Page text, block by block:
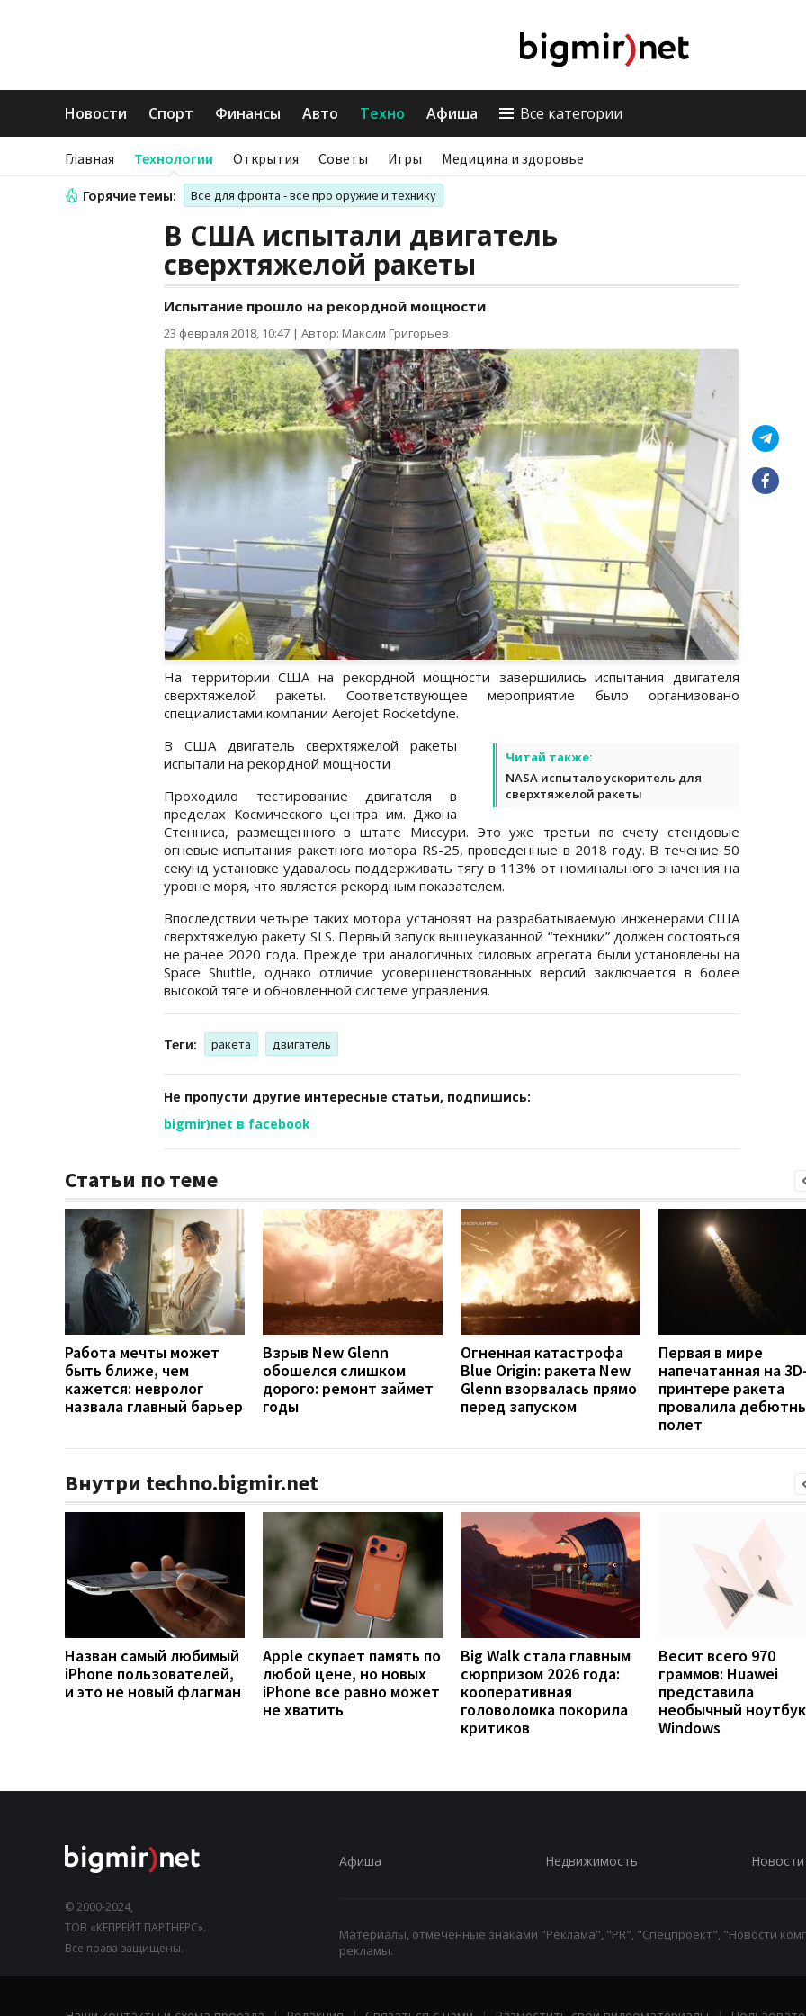
Новости Спорт Финансы Авто Техно Афиша Все категории
Главная Технологии Открытия Советы Игры Медицина и здоровье
Горячие темы: Все для фронта - все про оружие и технику
В США испытали двигатель
сверхтяжелой ракеты
Испытание прошло на рекордной мощности
23 февраля 2018, 10:47 | Автор: Максим Григорьев
На территории США на рекордной мощности завершились испытания двигателя
сверхтяжелой ракеты. Соответствующее мероприятие было организовано
специалистами компании Aerojet Rocketdyne.
Читай также:
NASA испытало ускоритель для
сверхтяжелой ракеты
В США двигатель сверхтяжелой ракеты
испытали на рекордной мощности
Проходило тестирование двигателя в
пределах Космического центра им. Джона
Стенниса, размещенного в штате Миссури. Это уже третьи по счету стендовые
огневые испытания ракетного мотора RS-25, проведенные в 2018 году. В течение 50
секунд установке удавалось поддерживать тягу в 113% от номинального значения на
уровне моря, что является рекордным показателем.
Впоследствии четыре таких мотора установят на разрабатываемую инженерами США
сверхтяжелую ракету SLS. Первый запуск вышеуказанной “техники” должен состояться
не ранее 2020 года. Прежде три аналогичных силовых агрегата были установлены на
Space Shuttle, однако отличие усовершенствованных версий заключается в более
высокой тяге и обновленной системе управления.
Теги: ракета двигатель
Не пропусти другие интересные статьи, подпишись:
bigmir)net в facebook
Статьи по теме
Работа мечты может
быть ближе, чем
кажется: невролог
назвала главный барьер
Взрыв New Glenn
обошелся слишком
дорого: ремонт займет
годы
Огненная катастрофа
Blue Origin: ракета New
Glenn взорвалась прямо
перед запуском
Первая в мире
напечатанная на 3D-
принтере ракета
провалила
полет
Внутри techno.bigmir.net
Назван самый любимый
iPhone пользователей,
и это не новый флагман
Apple скупает память по
любой цене, но новых
iPhone все равно может
не хватить
Big Walk стала главным
сюрпризом 2026 года:
кооперативная
головоломка покорила
критиков
Весит всего 970
граммов: Huawei
представила
необычный
Windows
© 2000-2024,
ТОВ «КЕПРЕЙТ ПАРТНЕРС».
Все права защищены.
Афиша Недвижимость Новости
Материалы, отмеченные знаками "Реклама", "PR", "Спецпроект", "Новости
рекламы.